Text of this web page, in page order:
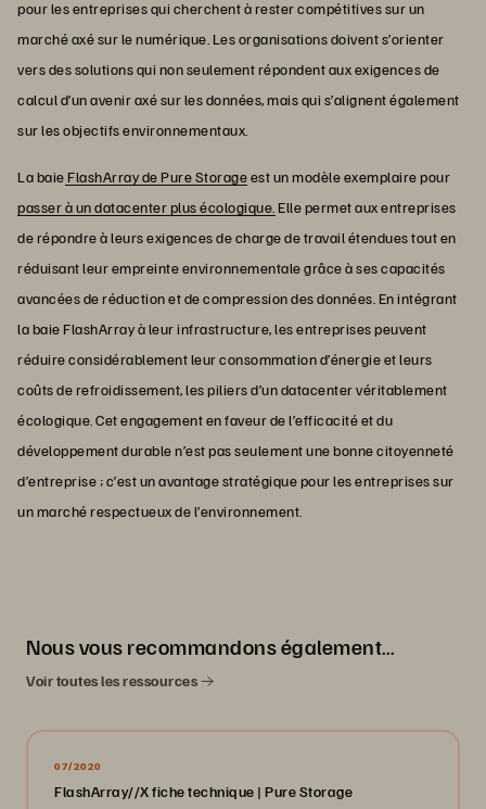
pour les entreprises qui cherchent à rester compétitives sur un
marché axé sur le numérique. Les organisations doivent s’orienter
vers des solutions qui non seulement répondent aux exigences de
calcul d’un avenir axé sur les données, mais qui s’alignent également
sur les objectifs environnementaux.
La baieFlashArray de Pure Storageest un modèle exemplaire pour
passer à un datacenter plus écologique. Elle permet aux entreprises
de répondre à leurs exigences de charge de travail étendues tout en
réduisant leur empreinte environnementale grâce à ses capacités
avancées de réduction et de compression des données. En intégrant
la baie FlashArray à leur infrastructure, les entreprises peuvent
réduire considérablement leur consommation d’énergie et leurs
coûts de refroidissement, les piliers d’un datacenter véritablement
écologique. Cet engagement en faveur de l’efficacité et du
développement durable n’est pas seulement une bonne citoyenneté
d’entreprise ; c’est un avantage stratégique pour les entreprises sur
un marché respectueux de l’environnement.
Nous vous recommandons également…
Voir toutes les ressources
07/2020
FlashArray//X fiche technique | Pure Storage